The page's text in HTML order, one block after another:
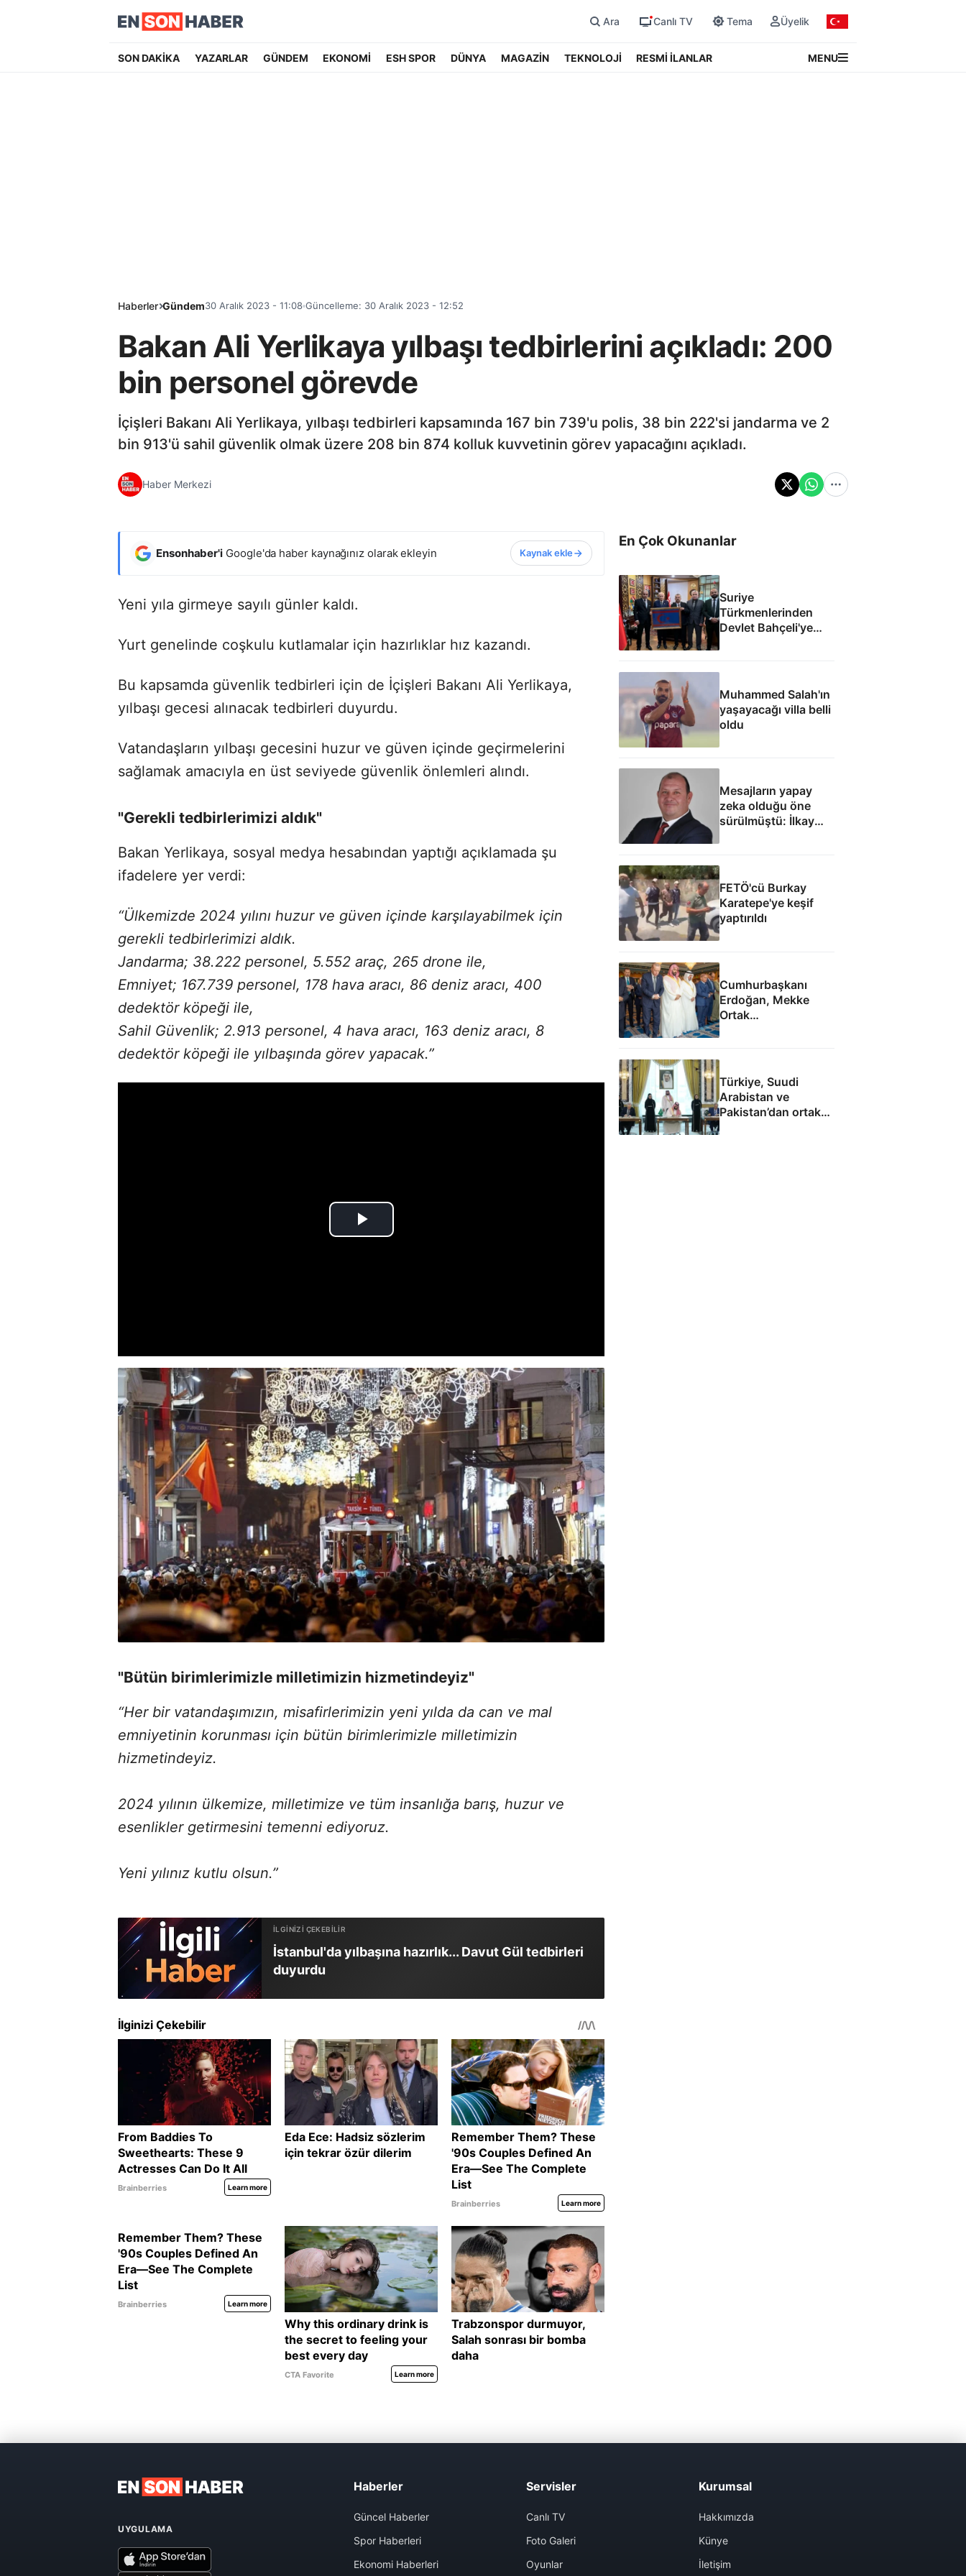
Ara Canlı TV Tema Üyelik
SON DAKİKA YAZARLAR GÜNDEM EKONOMİ ESH SPOR DÜNYA MAGAZİN TEKNOLOJİ RESMİ İLANLAR MENU
Haberler Gündem30 Aralık 2023 - 11:08 Güncelleme: 30 Aralık 2023 - 12:52
Bakan Ali Yerlikaya yılbaşı tedbirlerini açıkladı: 200
bin personel görevde
İçişleri Bakanı Ali Yerlikaya, yılbaşı tedbirleri kapsamında 167 bin 739'u polis, 38 bin 222'si jandarma ve 2
bin 913'ü sahil güvenlik olmak üzere 208 bin 874 kolluk kuvvetinin görev yapacağını açıkladı.
Haber Merkezi
Ensonhaber'i Google'da haber kaynağınız olarak ekleyin Kaynak ekle
Yeni yıla girmeye sayılı günler kaldı.
Yurt genelinde coşkulu kutlamalar için hazırlıklar hız kazandı.
Bu kapsamda güvenlik tedbirleri için de İçişleri Bakanı Ali Yerlikaya,
yılbaşı gecesi alınacak tedbirleri duyurdu.
Vatandaşların yılbaşı gecesini huzur ve güven içinde geçirmelerini
sağlamak amacıyla en üst seviyede güvenlik önlemleri alındı.
"Gerekli tedbirlerimizi aldık"
Bakan Yerlikaya, sosyal medya hesabından yaptığı açıklamada şu
ifadelere yer verdi:
“Ülkemizde 2024 yılını huzur ve güven içinde karşılayabilmek için
gerekli tedbirlerimizi aldık.
Jandarma; 38.222 personel, 5.552 araç, 265 drone ile,
Emniyet; 167.739 personel, 178 hava aracı, 86 deniz aracı, 400
dedektör köpeği ile,
Sahil Güvenlik; 2.913 personel, 4 hava aracı, 163 deniz aracı, 8
dedektör köpeği ile yılbaşında görev yapacak.”
"Bütün birimlerimizle milletimizin hizmetindeyiz"
“Her bir vatandaşımızın, misafirlerimizin yeni yılda da can ve mal
emniyetinin korunması için bütün birimlerimizle milletimizin
hizmetindeyiz.
2024 yılının ülkemize, milletimize ve tüm insanlığa barış, huzur ve
esenlikler getirmesini temenni ediyoruz.
Yeni yılınız kutlu olsun.”
İstanbul'da yılbaşına hazırlık... Davut Gül tedbirleri
duyurdu
En Çok Okunanlar
Suriye
Türkmenlerinden
Devlet Bahçeli'ye
yapılanma gündemi
Muhammed Salah'ın
yaşayacağı villa belli
oldu
Mesajların yapay
zeka olduğu öne
sürülmüştü: İlkay
FETÖ'cü Burkay
Karatepe'ye keşif
yaptırıldı
Cumhurbaşkanı
Erdoğan, Mekke
Ortak
Anlaşması'ndan
kıldı
Türkiye, Suudi
Arabistan ve
Pakistan’dan ortak
savunma
UYGULAMA
Haberler
Güncel Haberler
Spor Haberleri
Ekonomi Haberleri
Servisler
Canlı TV
Foto Galeri
Oyunlar
Kurumsal
Hakkımızda
Künye
İletişim